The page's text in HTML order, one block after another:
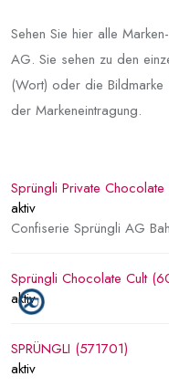
Sehen Sie hier alle
AG. Sie sehen zu den
(Wort) oder die Bildmarke
der Markeneintragung.
Sprüngli Private
aktiv
Confiserie Sprüngli AG
Sprüngli Chocolate Cult
aktiv
SPRÜNGLI (571701)
aktiv